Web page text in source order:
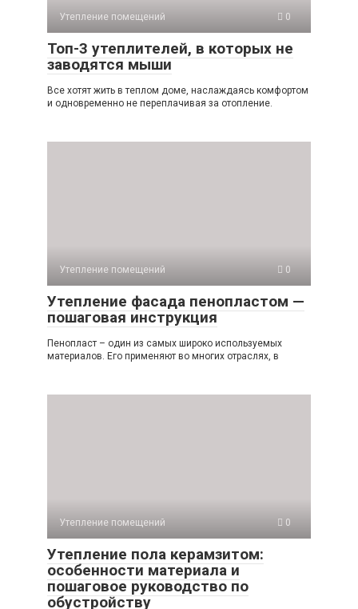
Утепление помещений 0
Топ-3 утеплителей, в которых не
заводятся мыши
Все хотят жить в теплом доме, наслаждаясь комфортом
и одновременно не переплачивая за отопление.
Утепление помещений 0
Утепление фасада пенопластом —
пошаговая инструкция
Пенопласт – один из самых широко используемых
материалов. Его применяют во многих отраслях, в
Утепление помещений 0
Утепление пола керамзитом:
особенности материала и
пошаговое руководство по
обустройству